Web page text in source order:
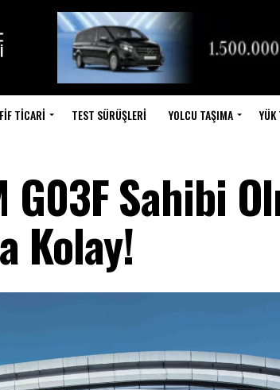
TICARI TEST SÜRÜŞLERI YOLCU TAŞIMA YÜK
G03F Sahibi
Kolay!